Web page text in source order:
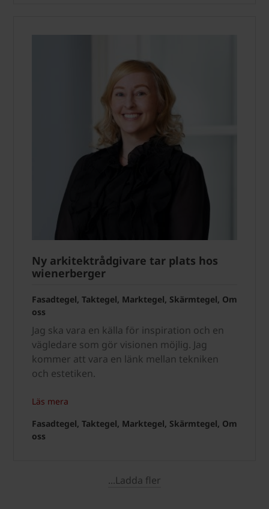
Ny arkitektrådgivare tar plats hos
wienerberger
Fasadtegel, Taktegel, Marktegel, Skärmtegel, Om
oss
Jag ska vara en källa för inspiration och en
vägledare som gör visionen möjlig. Jag
kommer att vara en länk mellan tekniken
och estetiken.
Läs mera
Fasadtegel, Taktegel, Marktegel, Skärmtegel, Om
oss
...Ladda fler